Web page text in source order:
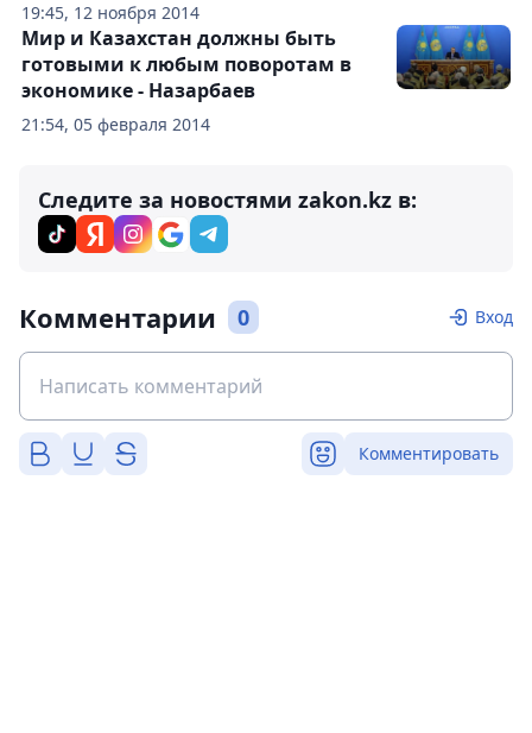
19:45, 12 ноября 2014
21:54, 05 февраля 2014
Мир и Казахстан должны быть
готовыми к любым поворотам в
экономике - Назарбаев
Следите за новостями zakon.kz в:
Комментарии 0 Вход
Комментировать